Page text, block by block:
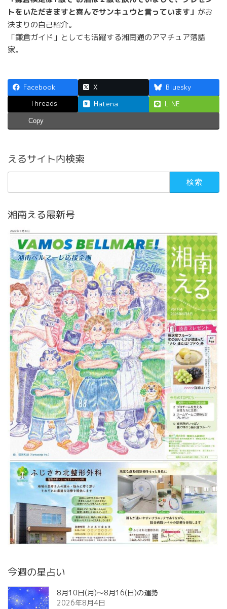
トをいただきますと喜んでサンキュウと言っています」 がお
決まりの自己紹介。
「鎌倉ガイド」としても活躍する湘南通のアマチュア落語
家。
Facebook X
Bluesky
Threads
Hatena LINE
Copy
えるサイト内検索
湘南える最新号
今週の星占い
8月10日(月)～8月16(日)の運勢
2026年8月4日